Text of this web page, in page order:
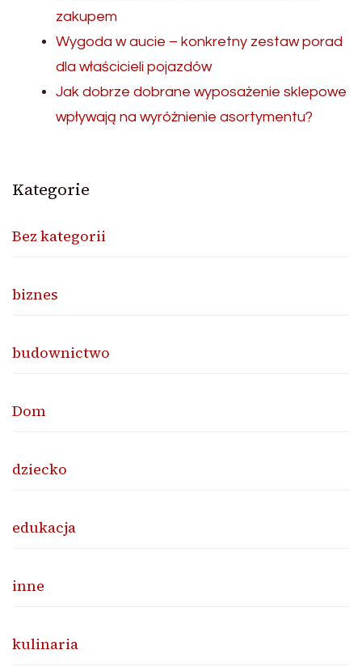
zakupem
Wygoda w aucie – konkretny zestaw porad
dla właścicieli pojazdów
Jak dobrze dobrane wyposażenie sklepowe
wpływają na wyróżnienie asortymentu?
Kategorie
Bez kategorii
biznes
budownictwo
Dom
dziecko
edukacja
inne
kulinaria